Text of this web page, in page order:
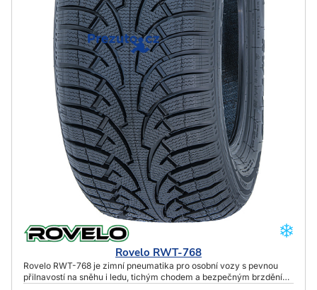
Rovelo RWT-768
Rovelo RWT-768 je zimní pneumatika pro osobní vozy s pevnou
přilnavostí na sněhu i ledu, tichým chodem a bezpečným brzděním